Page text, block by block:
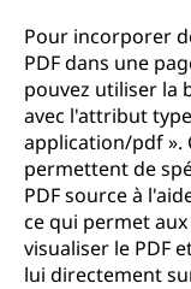
Pour incorporer
PDF dans une
pouvez utiliser la
avec l'attribut
application/pdf ».
permettent de
PDF source à
ce qui permet
visualiser le PDF
lui directement